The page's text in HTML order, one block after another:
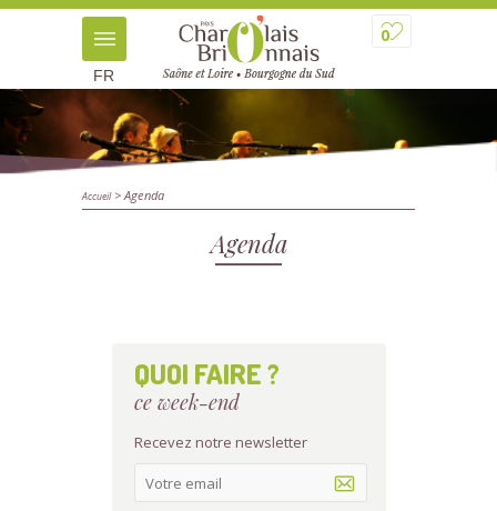
0
FR
Accueil> Agenda
Agenda
QUOI FAIRE ?
ce week-end
Recevez notre newsletter